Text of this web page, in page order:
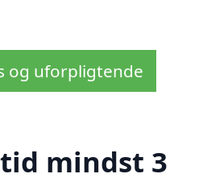
og uforpligtende
mindst 3